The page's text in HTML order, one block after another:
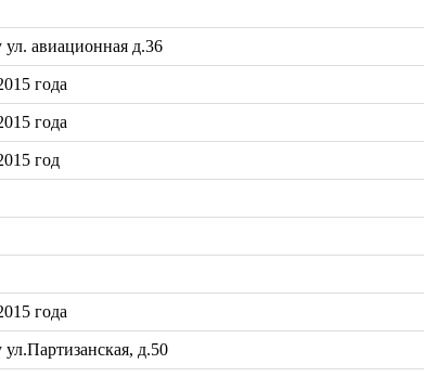
авиационная д.36
года
года
год
года
д.50